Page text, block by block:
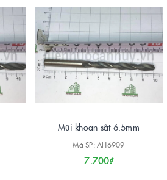
Mũi khoan sắt 6.5mm
Mã SP: AH6909
7.700₫